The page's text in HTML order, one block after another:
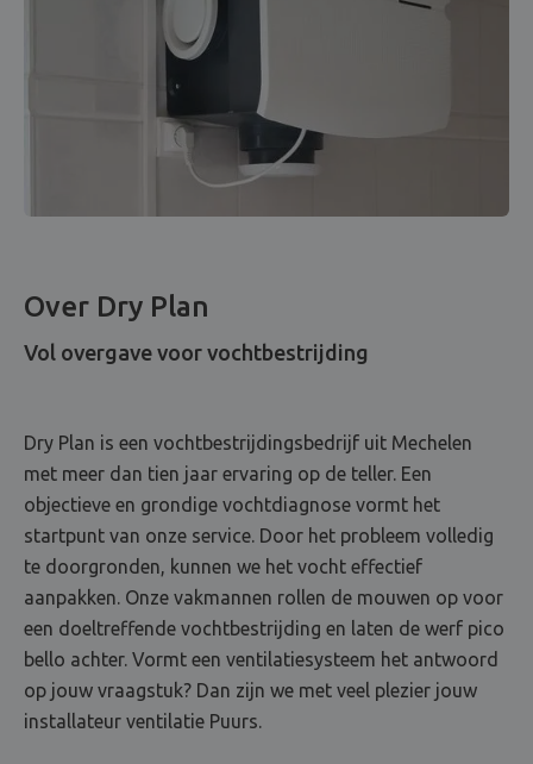
Over Dry Plan
Vol overgave voor vochtbestrijding
Dry Plan is een vochtbestrijdingsbedrijf uit Mechelen
met meer dan tien jaar ervaring op de teller. Een
objectieve en grondige vochtdiagnose vormt het
startpunt van onze service. Door het probleem volledig
te doorgronden, kunnen we het vocht effectief
aanpakken. Onze vakmannen rollen de mouwen op voor
een doeltreffende vochtbestrijding en laten de werf pico
bello achter. Vormt een ventilatiesysteem het antwoord
op jouw vraagstuk? Dan zijn we met veel plezier jouw
installateur ventilatie Puurs.